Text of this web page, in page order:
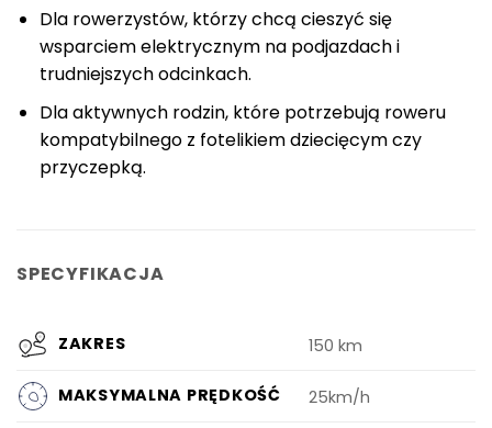
Dla rowerzystów, którzy chcą cieszyć się
wsparciem elektrycznym na podjazdach i
trudniejszych odcinkach.
Dla aktywnych rodzin, które potrzebują roweru
kompatybilnego z fotelikiem dziecięcym czy
przyczepką.
SPECYFIKACJA
ZAKRES 150 km
MAKSYMALNA PRĘDKOŚĆ 25km/h